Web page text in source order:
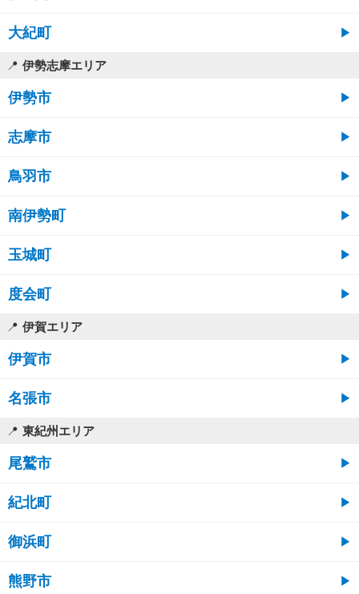
大紀町
伊勢志摩エリア
伊勢市
志摩市
鳥羽市
南伊勢町
玉城町
度会町
伊賀エリア
伊賀市
名張市
東紀州エリア
尾鷲市
紀北町
御浜町
熊野市